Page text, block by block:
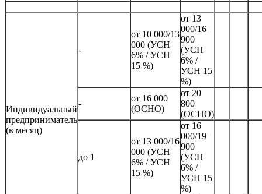
Индивидуальный
предприниматель
(в месяц)
-
от 10 000/13
000 (УСН
6% / УСН
15 %)
от 13
000/16
900
(УСН
6% /
УСН 15
%)
-
от 16 000
(ОСНО)
от 20
800
(ОСНО)
до 1
от 13 000/16
000 (УСН
6% / УСН
15 %)
от 16
000/19
900
(УСН
6% /
УСН 15
%)